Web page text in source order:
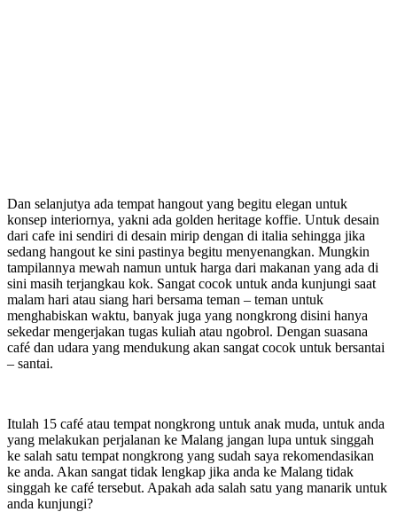
Dan selanjutya ada tempat hangout yang begitu elegan untuk
konsep interiornya, yakni ada golden heritage koffie. Untuk desain
dari cafe ini sendiri di desain mirip dengan di italia sehingga jika
sedang hangout ke sini pastinya begitu menyenangkan. Mungkin
tampilannya mewah namun untuk harga dari makanan yang ada di
sini masih terjangkau kok. Sangat cocok untuk anda kunjungi saat
malam hari atau siang hari bersama teman – teman untuk
menghabiskan waktu, banyak juga yang nongkrong disini hanya
sekedar mengerjakan tugas kuliah atau ngobrol. Dengan suasana
café dan udara yang mendukung akan sangat cocok untuk bersantai
– santai.
Itulah 15 café atau tempat nongkrong untuk anak muda, untuk anda
yang melakukan perjalanan ke Malang jangan lupa untuk singgah
ke salah satu tempat nongkrong yang sudah saya rekomendasikan
ke anda. Akan sangat tidak lengkap jika anda ke Malang tidak
singgah ke café tersebut. Apakah ada salah satu yang manarik untuk
anda kunjungi?